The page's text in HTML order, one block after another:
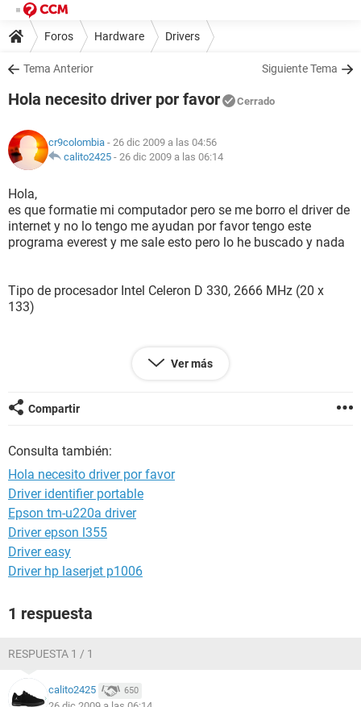
Foros Hardware Drivers
Tema Anterior Siguiente Tema
Hola necesito driver por favor Cerrado
cr9colombia - 26 dic 2009 a las 04:56
calito2425 - 26 dic 2009 a las 06:14
Hola,
es que formatie mi computador pero se me borro el driver de
internet y no lo tengo me ayudan por favor tengo este
programa everest y me sale esto pero lo he buscado y nada
Tipo de procesador Intel Celeron D 330, 2666 MHz (20 x
133)
Nombre de la Placa Base MSI Gamila/Giovani/Neon Series
Tarjeta de sonidoRealtekALC658 @ Intel 82801DB ICH4 -
AC'97 Audio Controller [B-0]
me sale esto no se que hacer
Ver más
Compartir
Consulta también:
Hola necesito driver por favor
Driver identifier portable
Epson tm-u220a driver
Driver epson l355
Driver easy
Driver hp laserjet p1006
1 respuesta
RESPUESTA 1 / 1
calito2425 650